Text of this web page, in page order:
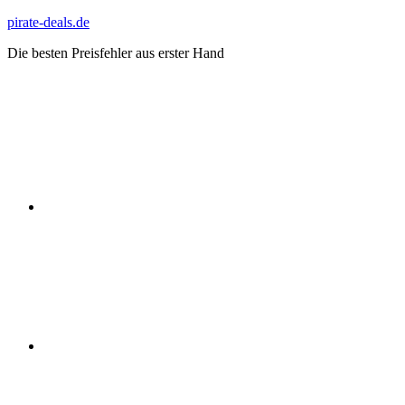
Zum
springen
pirate-deals.de
Die besten Preisfehler aus erster Hand